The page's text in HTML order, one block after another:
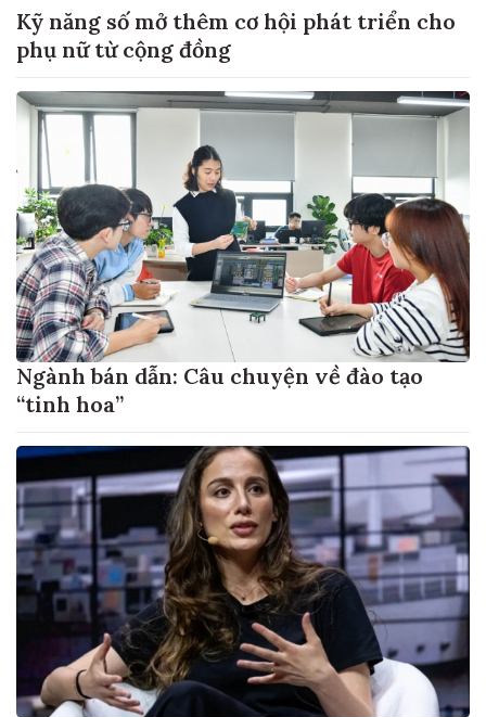
Kỹ năng số mở thêm cơ hội phát triển cho
phụ nữ từ cộng đồng
Ngành bán dẫn: Câu chuyện về đào tạo
“tinh hoa”